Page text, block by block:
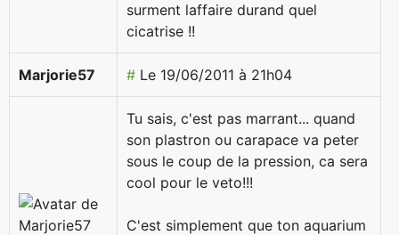
surment laffaire durand quel
cicatrise !!
Marjorie57 # Le 19/06/2011 à 21h04
Tu sais, c'est pas marrant... quand
son plastron ou carapace va peter
sous le coup de la pression, ca sera
cool pour le veto!!!
C'est simplement que ton aquarium